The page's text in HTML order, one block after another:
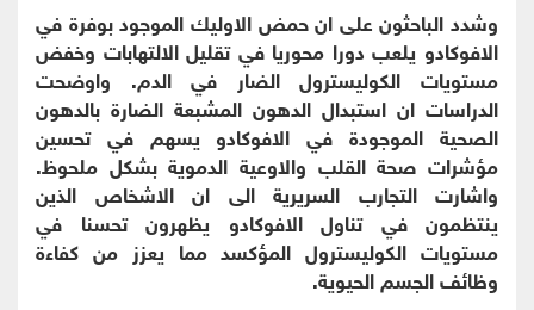
وشدد الباحثون على ان حمض الاوليك الموجود بوفرة في
الافوكادو يلعب دورا محوريا في تقليل الالتهابات وخفض
مستويات الكوليسترول الضار في الدم. واوضحت
الدراسات ان استبدال الدهون المشبعة الضارة بالدهون
الصحية الموجودة في الافوكادو يسهم في تحسين
مؤشرات صحة القلب والاوعية الدموية بشكل ملحوظ.
واشارت التجارب السريرية الى ان الاشخاص الذين
ينتظمون في تناول الافوكادو يظهرون تحسنا في
مستويات الكوليسترول المؤكسد مما يعزز من كفاءة
وظائف الجسم الحيوية.